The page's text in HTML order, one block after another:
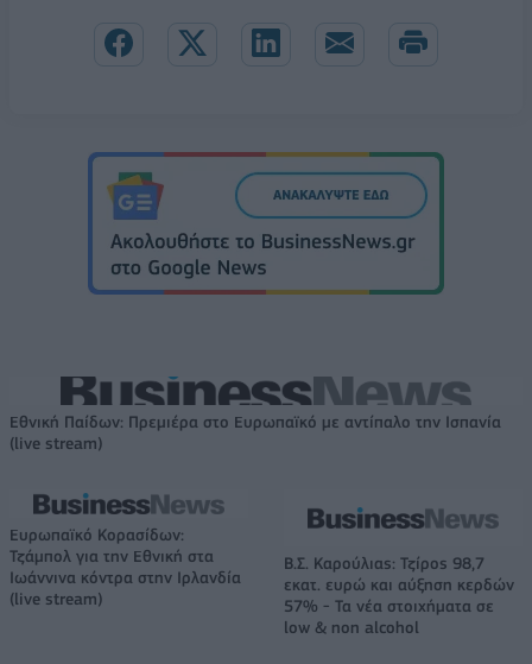
Εθνική Παίδων: Πρεμιέρα στο Ευρωπαϊκό με αντίπαλο την Ισπανία
(live stream)
Ευρωπαϊκό Κορασίδων:
Τζάμπολ για την Εθνική στα
Ιωάννινα κόντρα στην Ιρλανδία
(live stream)
Β.Σ. Καρούλιας: Τζίρος 98,7
εκατ. ευρώ και αύξηση κερδών
57% - Τα νέα στοιχήματα σε
low & non alcohol